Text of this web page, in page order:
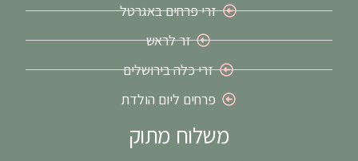
זרי פרחים באגרטל
זר לראש
זרי כלה בירושלים
פרחים ליום הולדת
משלוח מתוק